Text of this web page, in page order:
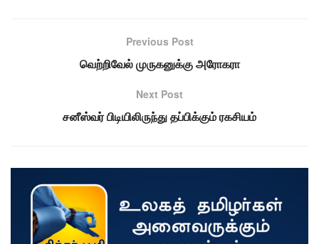
Previous Post
வெற்றிவேல் முருகனுக்கு அரோகரா
Next Post
சனீஸ்வர் பிடியிலிருந்து தப்பிக்கும் ரகசியம்